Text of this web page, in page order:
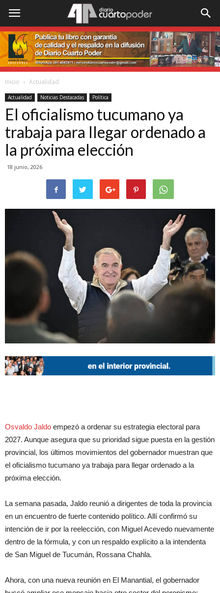
Inicio Actualidad
Actualidad Noticias Destacadas Política
El oficialismo tucumano ya
trabaja para llegar ordenado a
la próxima elección
18 junio, 2026
Osvaldo Jaldo empezó a ordenar su estrategia electoral para
2027. Aunque asegura que su prioridad sigue puesta en la gestión
provincial, los últimos movimientos del gobernador muestran que
el oficialismo tucumano ya trabaja para llegar ordenado a la
próxima elección.
La semana pasada, Jaldo reunió a dirigentes de toda la provincia
en un encuentro de fuerte contenido político. Allí confirmó su
intención de ir por la reelección, con Miguel Acevedo nuevamente
dentro de la fórmula, y con un respaldo explícito a la intendenta
de San Miguel de Tucumán, Rossana Chahla.
Ahora, con una nueva reunión en El Manantial, el gobernador